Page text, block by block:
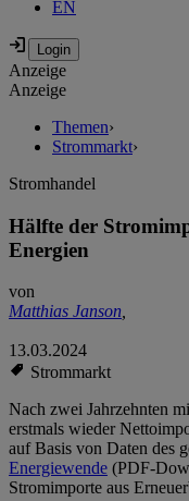
EN
Anzeige
Anzeige
Themen›
Strommarkt›
Stromhandel
Hälfte der
Energien
von
Matthias Janson,
13.03.2024
Strommarkt
Nach zwei Jahrzehnten
erstmals wieder
auf Basis von Daten des
Energiewende (PDF-
Stromimporte aus